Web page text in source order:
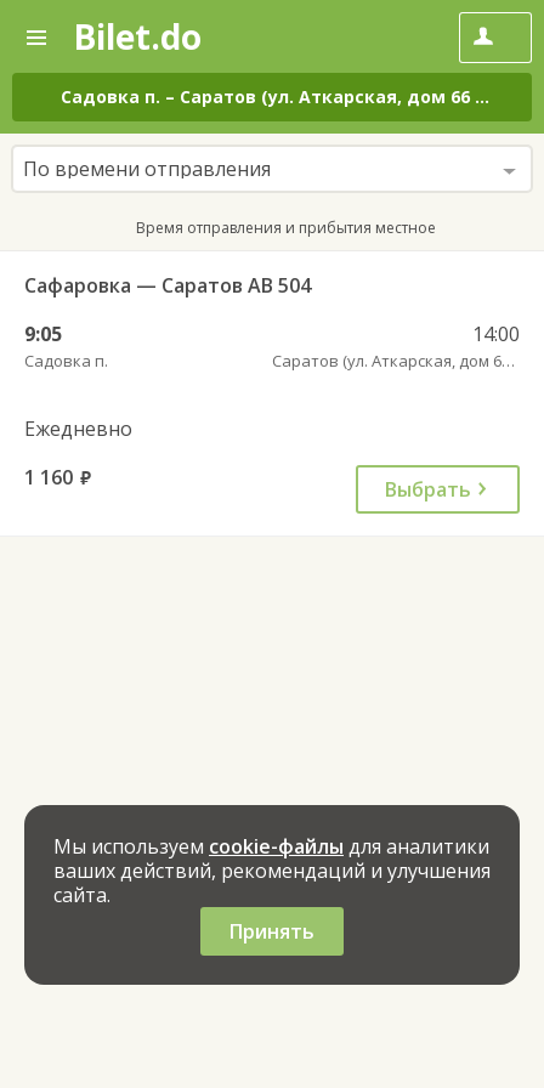
—
Поиск
и
покупка
билетов
на
автобус
онлайн
Bilet.do
Садовка п. – Саратов (ул. Аткарская, дом 66 А)
По времени отправления
Время отправления и прибытия местное
Сафаровка — Саратов АВ 504
9:05
Садовка п.
14:00
Саратов (ул. Аткарская, дом 66 А)
Ежедневно
1 160 руб. Выбрать
Мы используем cookie-файлы для аналитики
ваших действий, рекомендаций и улучшения
сайта.
Принять